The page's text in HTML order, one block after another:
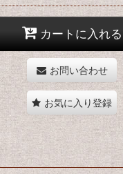
カートに入れる
お問い合わせ
お気に入り登録